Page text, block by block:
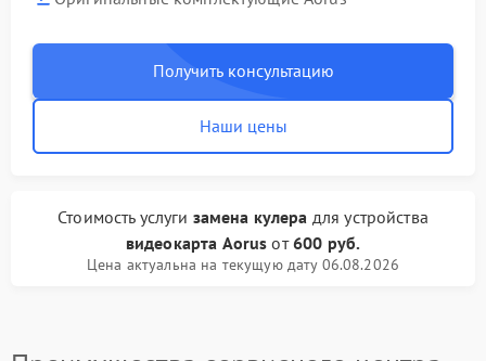
Получить консультацию
Наши цены
Стоимость услуги замена кулера для устройства
видеокарта Aorus от600 руб.
Цена актуальна на текущую дату 06.08.2026